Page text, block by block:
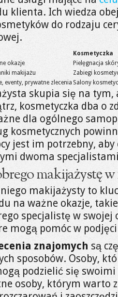
klienta. Ich wiedza
do rodzaju
Kosmetyczka
okazje
Pielęgnacja
makijażu
Zabiegi
eventy, prywatne zlecenia Salony
skupia się na
kosmetyczka dba o
dla ogólnego
kosmetycznych
jest im potrzebny,
dwoma
makijażystę
makijażysty to
na ważne okazje,
specjalistę w
mogą pomóc w
znajomych są
sposobów. Osoby,
podzielić się
osoby, którym warto